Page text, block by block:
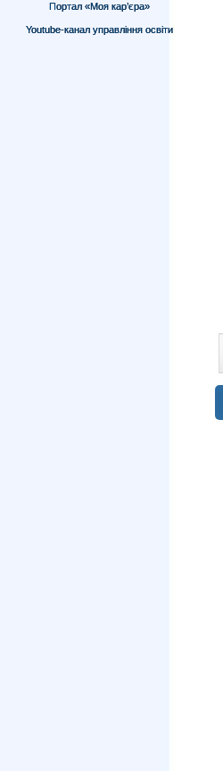
Портал «Моя кар’єра»
Youtube-канал управління освіти